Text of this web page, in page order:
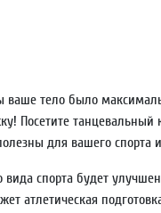
тело было
Посетите танцевальный
для вашего спорта
спорта будет
атлетическая